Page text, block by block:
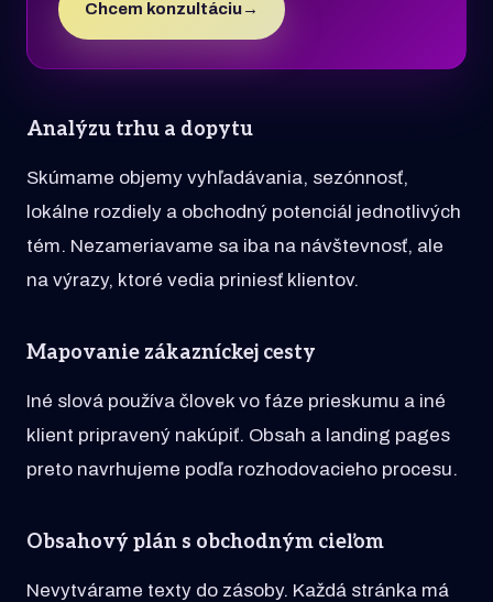
Chcem konzultáciu→
Analýzu trhu a dopytu
Skúmame objemy vyhľadávania, sezónnosť,
lokálne rozdiely a obchodný potenciál jednotlivých
tém. Nezameriavame sa iba na návštevnosť, ale
na výrazy, ktoré vedia priniesť klientov.
Mapovanie zákazníckej cesty
Iné slová používa človek vo fáze prieskumu a iné
klient pripravený nakúpiť. Obsah a landing pages
preto navrhujeme podľa rozhodovacieho procesu.
Obsahový plán s obchodným cieľom
Nevytvárame texty do zásoby. Každá stránka má